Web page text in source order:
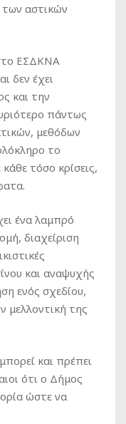
των αστικών
ΕΣΔΚΝΑ
δεν έχει
και την
πάντως
μεθόδων
το
τόσο κρίσεις,
ένα λαμπρό
διαχείριση
και αναψυχής
ενός σχεδίου,
μελλοντική της
και πρέπει
ότι ο Δήμος
ώστε να